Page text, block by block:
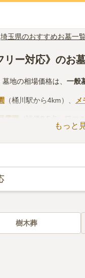
埼玉県のおすすめお墓一
リー対応》のお
地の相場価格は、 一般
（桶川駅から4km）、
霊園
の入手方法などを考
もっと
樹木葬